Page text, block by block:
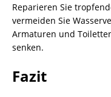
Reparieren Sie
vermeiden Sie
Armaturen und
senken.
Fazit